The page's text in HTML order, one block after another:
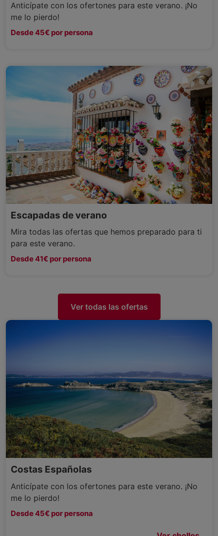
Anticípate con los ofertones para este verano. ¡No
me lo pierdo!
Desde 45€ por persona
Escapadas de verano
Mira todas las ofertas que hemos preparado para ti
para este verano.
Desde 41€ por persona
Ver todas las ofertas
Costas Españolas
Anticípate con los ofertones para este verano. ¡No
me lo pierdo!
Desde 45€ por persona